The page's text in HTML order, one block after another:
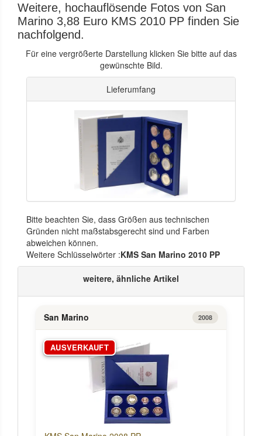
Weitere, hochauflösende Fotos von San
Marino 3,88 Euro KMS 2010 PP finden Sie
nachfolgend.
Für eine vergrößerte Darstellung klicken Sie bitte auf das
gewünschte Bild.
Lieferumfang
Bitte beachten Sie, dass Größen aus technischen
Gründen nicht maßstabsgerecht sind und Farben
abweichen können.
Weitere Schlüsselwörter :KMS San Marino 2010 PP
weitere, ähnliche Artikel
San Marino 2008
AUSVERKAUFT